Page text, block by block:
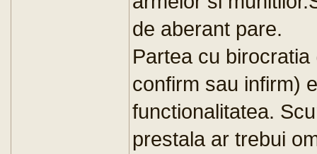
de aberant pare.
Partea cu
confirm sau infirm)
functionalitatea.
prestala ar trebui